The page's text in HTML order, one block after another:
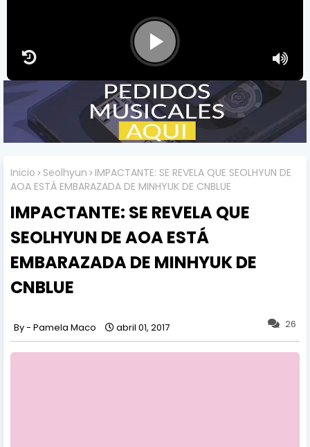
Inicio Seolhyun
IMPACTANTE: SE REVELA QUE SEOLHYUN DE
AOA ESTÁ EMBARAZADA DE MINHYUK DE CNBLUE
IMPACTANTE: SE REVELA QUE
SEOLHYUN DE AOA ESTÁ
EMBARAZADA DE MINHYUK DE
CNBLUE
26
Pamela Maco abril 01, 2017